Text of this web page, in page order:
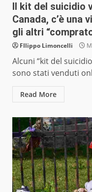
Il kit del suicidio
Canada, c’è una
gli altri
FIlippo Limoncelli
Alcuni “kit del
sono stati venduti
Read More